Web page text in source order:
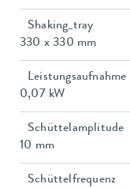
Shaking_tray
330 x 330 mm
Leistungsaufnahme
0,07 kW
Schüttelamplitude
10 mm
Schüttelfrequenz